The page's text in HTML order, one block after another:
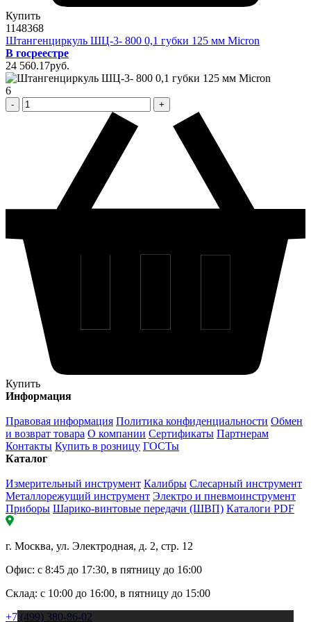
Купить
1148368
Штангенциркуль ШЦ-3- 800 0,1 губки 125 мм Micron
В госреестре
24 560.17pуб.
6
Купить
Информация
Правовая информация Политика конфиденциальности Обмен
и возврат товара О компании Сертификаты Партнерам
Контакты Купить в розницу ГОСТы
Каталог
Измерительный инструмент Калибры Слесарный инструмент
Металлорежущий инструмент Электро и пневмоинструмент
Приборы Шарико-винтовые передачи (ШВП) Каталоги PDF
г. Москва, ул. Электродная, д. 2, стр. 12
Офис: с 8:45 до 17:30, в пятницу до 16:00
Склад: с 10:00 до 16:00, в пятницу до 15:00
+7 (499) 380-86-02